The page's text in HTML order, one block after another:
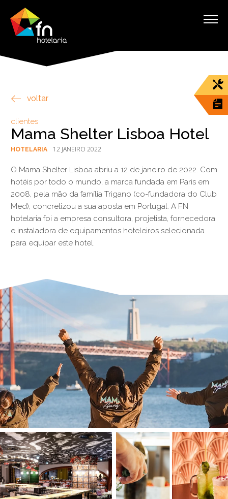
voltar
clientes
Mama Shelter Lisboa Hotel
HOTELARIA 12 JANEIRO 2022
O Mama Shelter Lisboa abriu a 12 de janeiro de 2022. Com
hotéis por todo o mundo, a marca fundada em Paris em
2008, pela mão da família Trigano (co-fundadora do Club
Med), concretizou a sua aposta em Portugal. A FN
hotelaria foi a empresa consultora, projetista, fornecedora
e instaladora de equipamentos hoteleiros selecionada
para equipar este hotel.